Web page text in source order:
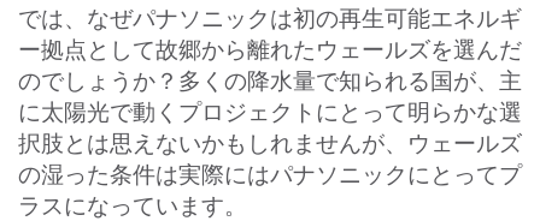
では、なぜパナソニックは初の再生可能エネルギ
ー拠点として故郷から離れたウェールズを選んだ
のでしょうか？多くの降水量で知られる国が、主
に太陽光で動くプロジェクトにとって明らかな選
択肢とは思えないかもしれませんが、ウェールズ
の湿った条件は実際にはパナソニックにとってプ
ラスになっています。